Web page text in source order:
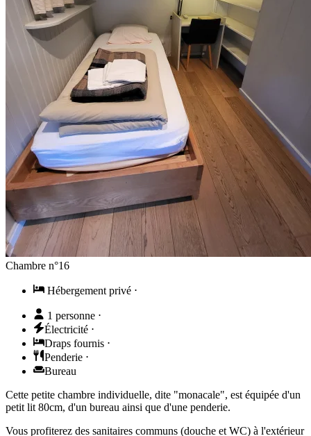
Chambre n°16
Hébergement privé ⋅
1 personne ⋅
Électricité ⋅
Draps fournis ⋅
Penderie ⋅
Bureau
Cette petite chambre individuelle, dite "monacale", est équipée d'un
petit lit 80cm, d'un bureau ainsi que d'une penderie.
Vous profiterez des sanitaires communs (douche et WC) à l'extérieur